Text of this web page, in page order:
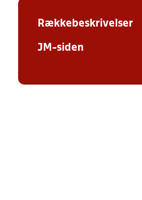
Rækkebeskrivelser
JM-siden